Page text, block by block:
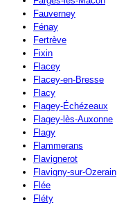
Fauverney
Fénay
Fertrève
Fixin
Flacey
Flacey-en-Bresse
Flacy
Flagey-Échézeaux
Flagey-lès-Auxonne
Flagy
Flammerans
Flavignerot
Flavigny-sur-Ozerain
Flée
Fléty